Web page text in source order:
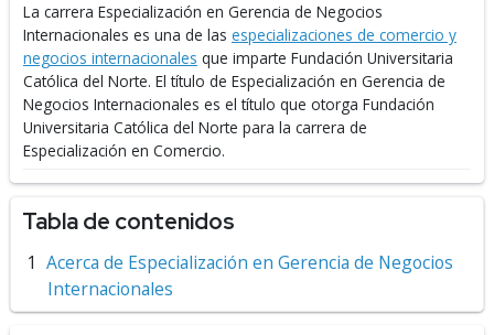
La carrera Especialización en Gerencia de Negocios
Internacionales es una de las especializaciones de comercio y
negocios internacionales que imparte Fundación Universitaria
Católica del Norte. El título de Especialización en Gerencia de
Negocios Internacionales es el título que otorga Fundación
Universitaria Católica del Norte para la carrera de
Especialización en Comercio.
Tabla de contenidos
Acerca de Especialización en Gerencia de Negocios
Internacionales